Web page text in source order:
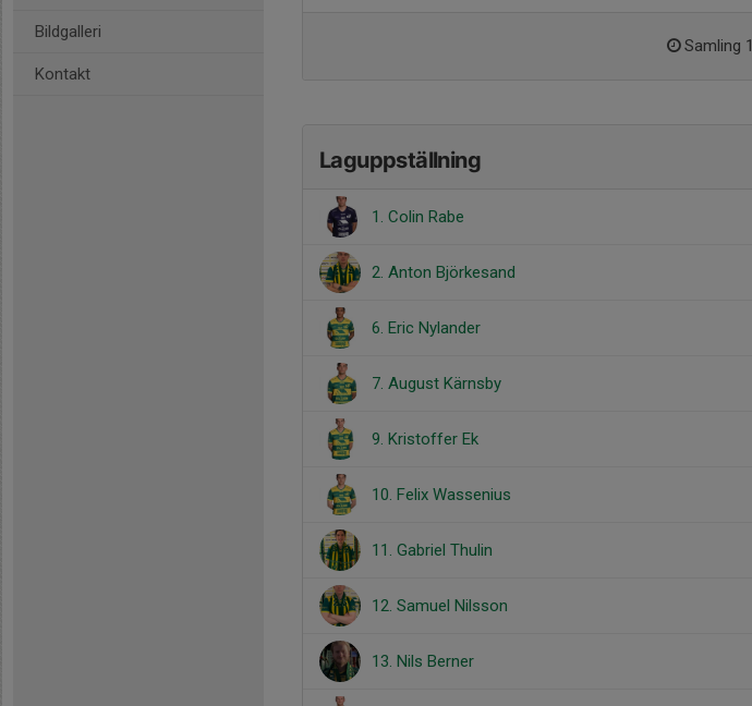
Bildgalleri
Kontakt
Samling
Laguppställning
1. Colin Rabe
2. Anton Björkesand
6. Eric Nylander
7. August Kärnsby
9. Kristoffer Ek
10. Felix Wassenius
11. Gabriel Thulin
12. Samuel Nilsson
13. Nils Berner